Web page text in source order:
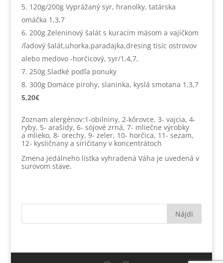
120g/200g Vyprážaný syr, hranolky, tatárska
omáčka 1,3,7
200g Zeleninový šalát s kuracím mäsom a vajíčkom
/ľadový šalát,uhorka,paradajka,dresing tisíc ostrovov
alebo medovo -horčicový, syr/1,4,7,
250g Sladké podľa ponuky
300g Domáce pirohy, slaninka, kyslá smotana 1,3,7
5,20€
Zoznam alergénov:1-obilniny, 2-kôrovce, 3- vajcia, 4-
ryby, 5- arašidy, 6- sójové zrná, 7- mliečne výrobky
a mlieko, 8- orechy, 9- zeler, 10- horčica, 11- sezam,
12- kysličnany a siričitany v koncentrátoch
Zmena jedálneho lístka vyhradená Váha je uvedená v
surovom stave.